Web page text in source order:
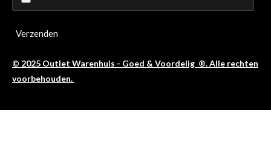
Verzenden
© 2025 Outlet Warenhuis - Goed & Voordelig ®. Alle rechten
voorbehouden.